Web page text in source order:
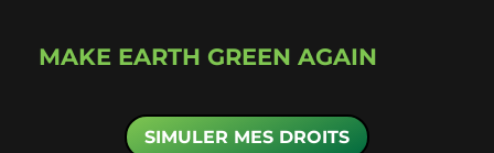
MAKE EARTH GREEN AGAIN
SIMULER MES DROITS